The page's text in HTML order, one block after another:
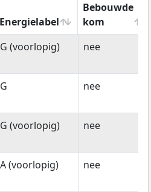
Energielabel
Bebouwde
kom
Energielabel
Bebouwde
G (voorlopig) nee
G nee
G (voorlopig) nee
A (voorlopig) nee